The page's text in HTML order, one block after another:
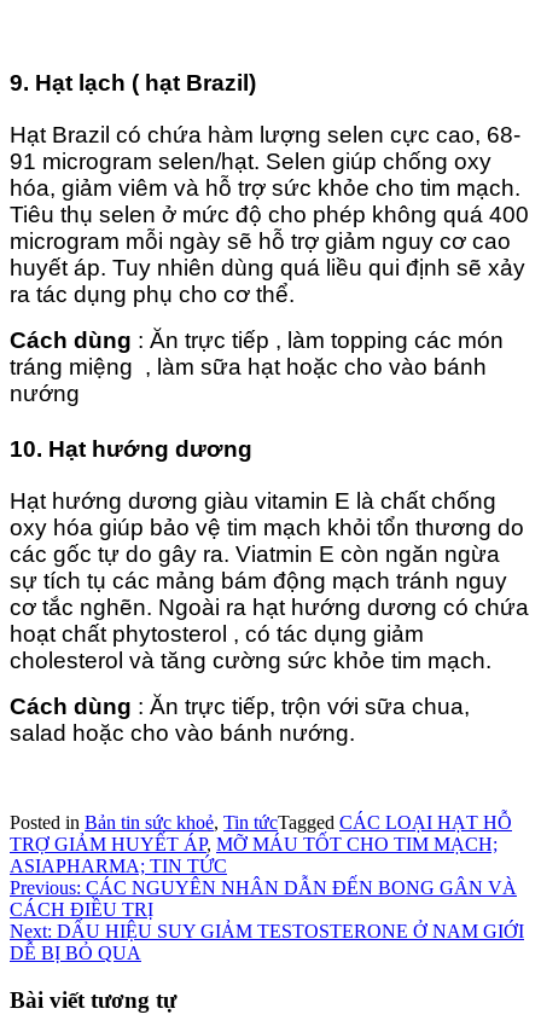
9. Hạt lạch ( hạt Brazil)
Hạt Brazil có chứa hàm lượng selen cực cao, 68-
91 microgram selen/hạt. Selen giúp chống oxy
hóa, giảm viêm và hỗ trợ sức khỏe cho tim mạch.
Tiêu thụ selen ở mức độ cho phép không quá 400
microgram mỗi ngày sẽ hỗ trợ giảm nguy cơ cao
huyết áp. Tuy nhiên dùng quá liều qui định sẽ xảy
ra tác dụng phụ cho cơ thể.
Cách dùng : Ăn trực tiếp , làm topping các món
tráng miệng , làm sữa hạt hoặc cho vào bánh
nướng
10. Hạt hướng dương
Hạt hướng dương giàu vitamin E là chất chống
oxy hóa giúp bảo vệ tim mạch khỏi tổn thương do
các gốc tự do gây ra. Viatmin E còn ngăn ngừa
sự tích tụ các mảng bám động mạch tránh nguy
cơ tắc nghẽn. Ngoài ra hạt hướng dương có chứa
hoạt chất phytosterol , có tác dụng giảm
cholesterol và tăng cường sức khỏe tim mạch.
Cách dùng : Ăn trực tiếp, trộn với sữa chua,
salad hoặc cho vào bánh nướng.
Posted in Bản tin sức khoẻ, Tin tứcTagged CÁC LOẠI HẠT HỖ
TRỢ GIẢM HUYẾT ÁP, MỠ MÁU TỐT CHO TIM MẠCH;
ASIAPHARMA; TIN TỨC
Điều
hướng
bài
viết
Previous: CÁC NGUYÊN NHÂN DẪN ĐẾN BONG GÂN VÀ
CÁCH ĐIỀU TRỊ
Next: DẤU HIỆU SUY GIẢM TESTOSTERONE Ở NAM GIỚI
DỄ BỊ BỎ QUA
Bài viết tương tự